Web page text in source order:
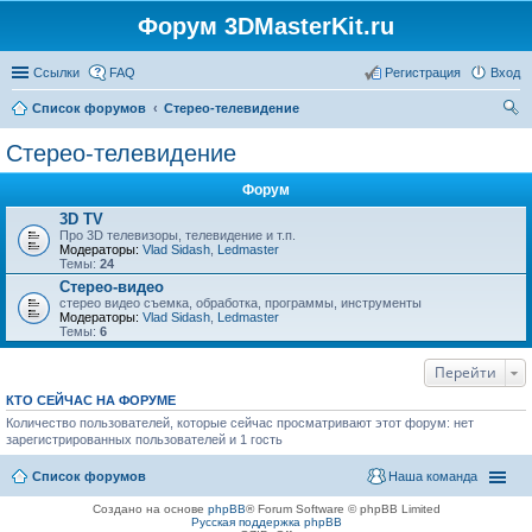
Форум 3DMasterKit.ru
Ссылки FAQ Вход
Регистрация
Список форумов
Стерео-телевидение
Стерео-телевидение
Форум
3D TV
Про 3D телевизоры, телевидение и т.п.
Модераторы: Vlad Sidash Ledmaster
Темы: 24
Стерео-видео
стерео видео съемка, обработка, программы, инструменты
Модераторы: Vlad Sidash Ledmaster
Темы: 6
Перейти
КТО СЕЙЧАС НА ФОРУМЕ
Количество пользователей, которые сейчас просматривают этот форум: нет
зарегистрированных пользователей и 1 гость
Список форумов Наша команда
Создано на основе phpBB® Forum Software © phpBB Limited
Русская поддержка phpBB